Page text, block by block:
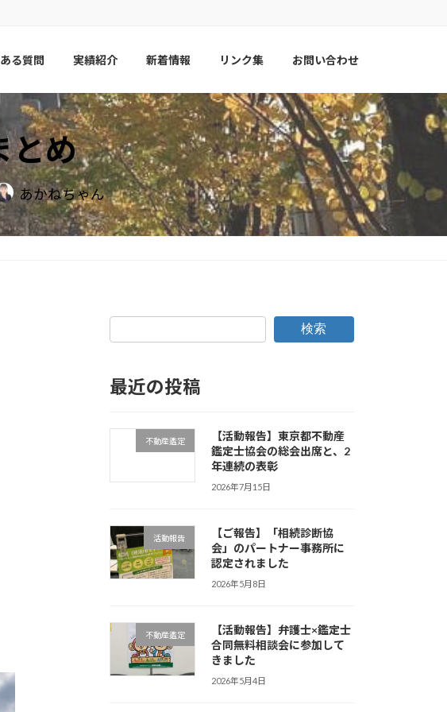
る質問 実績紹介 新着情報 リンク集 お問い合わせ
め
あかねちゃん
検索
最近の投稿
不動産鑑定
【活動報告】東京都不動産
鑑定士協会の総会出席と、2
年連続の表彰
2026年7月15日
活動報告
【ご報告】「相続診断協
会」のパートナー事務所に
認定されました
2026年5月8日
不動産鑑定
【活動報告】弁護士×鑑定士
合同無料相談会に参加して
きました
2026年5月4日